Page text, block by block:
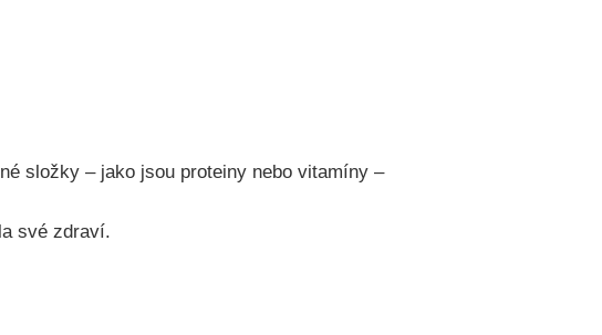
složky – jako jsou proteiny nebo vitamíny –
své zdraví.